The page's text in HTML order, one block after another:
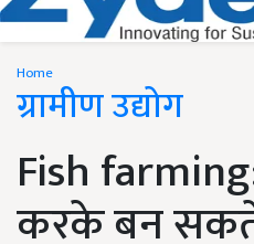
Home
ग्रामीण उद्योग
Fish
करके बन